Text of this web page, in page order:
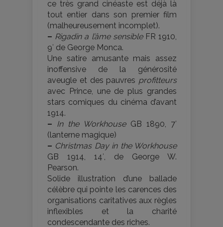
ce très grand cinéaste est déjà là
tout entier dans son premier film
(malheureusement incomplet).
– Rigadin a l’âme sensibleFR 1910,
9′ de George Monca.
Une satire amusante mais assez
inoffensive de la générosité
aveugle et des pauvres profitteurs
avec Prince, une de plus grandes
stars comiques du cinéma d’avant
1914.
– In the WorkhouseGB 1890, 7′
(lanterne magique)
– Christmas Day in the Workhouse
GB 1914, 14′, de George W.
Pearson.
Solide illustration d’une ballade
célèbre qui pointe les carences des
organisations caritatives aux règles
inflexibles et la charité
condescendante des riches.